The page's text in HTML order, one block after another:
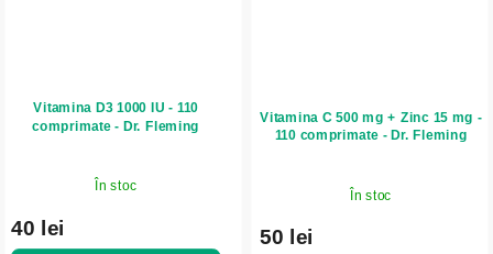
Vitamina D3 1000 IU - 110
comprimate - Dr. Fleming
În stoc
40 lei
Vitamina C 500 mg + Zinc 15 mg -
110 comprimate - Dr. Fleming
În stoc
50 lei